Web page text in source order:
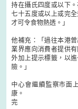
持在攝氏四度或以下
七十五度或以上或完
才可令食物熱透。」
他補充：「過往本港
業界應向消費者提供
外加上提示標籤，以
險。」
中心會繼續監察市面
康。
完